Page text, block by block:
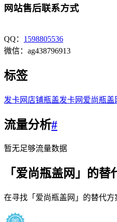
网站售后联系方式
QQ： 1598805536
微信：ag438796913
标签
发卡网店铺瓶盖发卡网 爱尚瓶盖
流量分析#
暂无足够流量数据
「 爱尚瓶盖网 」的替
在寻找「 爱尚瓶盖网 」的替代